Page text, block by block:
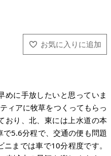
めに手放したいと思っていま
ィアに牧草をつくってもらっ
おり、北、東には上水道の本
5.6分程で、交通の便も問題
までは車で10分程度です。